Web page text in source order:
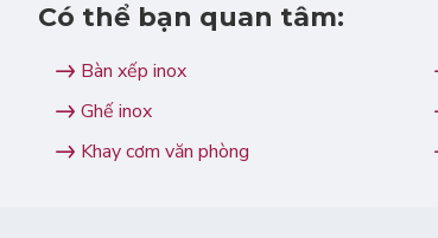
Tủ quầy bán hàng
Tủ sấy bát đĩa
chậu rửa inox
chậu rửa inox có chân
ghế inox
ghế inox tròn
Có thể bạn quan tâm:
Bàn xếp inox
Ghế inox
Khay cơm văn phòng